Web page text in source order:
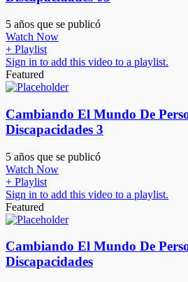
5 años que se publicó
Watch Now
+ Playlist
Sign in to add this video to a playlist.
Featured
Cambiando El Mundo De
Discapacidades 3
5 años que se publicó
Watch Now
+ Playlist
Sign in to add this video to a playlist.
Featured
Cambiando El Mundo De
Discapacidades